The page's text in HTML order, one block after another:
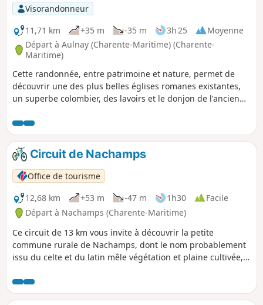
Visorandonneur
11,71 km
+35 m -35 m 3h 25
Moyenne
Départ à Aulnay (Charente-Maritime) (Charente-
Maritime)
Cette randonnée, entre patrimoine et nature, permet de
découvrir une des plus belles églises romanes existantes,
un superbe colombier, des lavoirs et le donjon de l'ancien
Circuit de Nachamps
Office de tourisme
12,68 km
+53 m -47 m 1h30
Facile
Départ à Nachamps (Charente-Maritime)
Ce circuit de 13 km vous invite à découvrir la petite
commune rurale de Nachamps, dont le nom probablement
issu du celte et du latin mêle végétation et plaine cultivée,